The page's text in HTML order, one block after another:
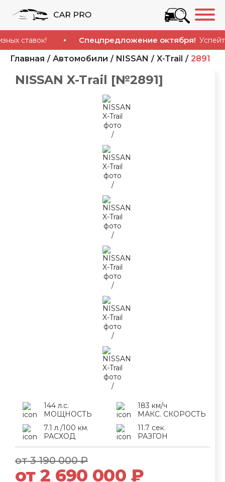
Спецпредложение октября! Успейте
Главная Автомобили NISSAN X-Trail 2891
NISSAN X-Trail [№2891]
от 3 190 000 ₽
от 2 690 000 ₽
144 л.с.
МОЩНОСТЬ
183 км/ч
МАКС. СКОРОСТЬ
7.1 л./100 км.
РАСХОД
11.7 сек.
РАЗГОН